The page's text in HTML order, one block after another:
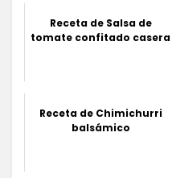
Receta de Salsa de
tomate confitado casera
Receta de Chimichurri
balsámico